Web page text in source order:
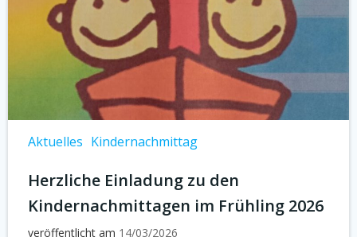
Aktuelles Kindernachmittag
Herzliche Einladung zu den
Kindernachmittagen im Frühling 2026
veröffentlicht am 14/03/2026